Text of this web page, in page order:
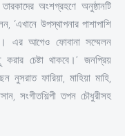
অংশগ্রহণে অনুষ্ঠানটি
উপস্থাপনার পাশাপাশি
এর আগেও ফোবানা সম্মেলন
চেষ্টা থাকবে।’ জনপ্রিয়
নুসরাত ফারিয়া, মাহিয়া মাহি,
সংগীতশিল্পী তপন চৌধুরীসহ